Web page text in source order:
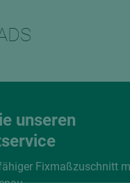
unseren
Fixmaßzuschnitt